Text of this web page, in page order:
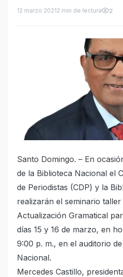
12 marzo 20212 min de lectura 2
Santo Domingo. – En
de la Biblioteca Nacional el
de Periodistas (CDP) y la
realizarán el seminario taller
Actualización Gramatical
días 15 y 16 de marzo, en
9:00 p. m., en el auditorio
Nacional.
Mercedes Castillo,